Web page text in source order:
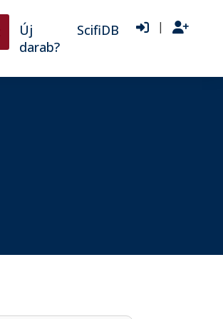
Új
darab?
ScifiDB |